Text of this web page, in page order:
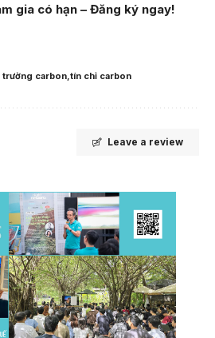
gia có hạn –Đăng ký ngay!
trường carbon tín chỉ carbon
Leave a review